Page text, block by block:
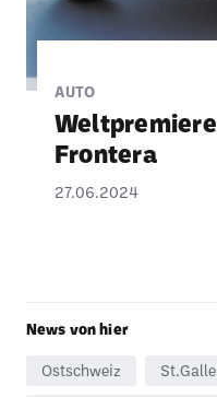
AUTO
Fron­tera
27.06.2024
News von hier
Ostschweiz